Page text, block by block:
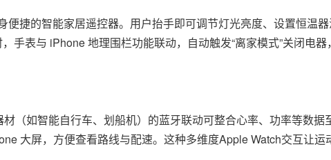
便捷的智能家居遥控器。用户抬手即可调节灯光亮度、设置恒温
手表与 iPhone 地理围栏功能联动，自动触发“离家模式”关闭电
（如智能自行车、划船机）的蓝牙联动可整合心率、功率等数据
大屏，方便查看路线与配速。这种多维度Apple Watch交互让运